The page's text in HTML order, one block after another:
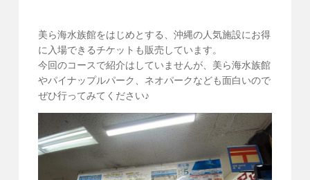
美ら海水族館をはじめとする、沖縄の人気施設にお得
に入場できるチケットも販売しています。
今回のコースで紹介はしていませんが、美ら海水族館
やパイナップルパーク、ネオパークなども面白いので
ぜひ行ってみてください♪